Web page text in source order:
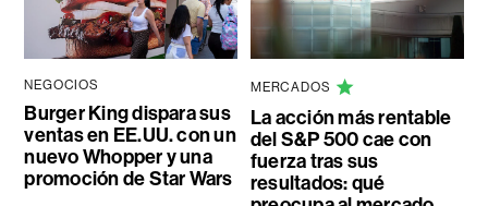
NEGOCIOS
Burger King dispara sus
ventas en EE.UU. con un
nuevo Whopper y una
promoción de Star Wars
MERCADOS
La acción más rentable
del S&P 500 cae con
fuerza tras sus
resultados: qué